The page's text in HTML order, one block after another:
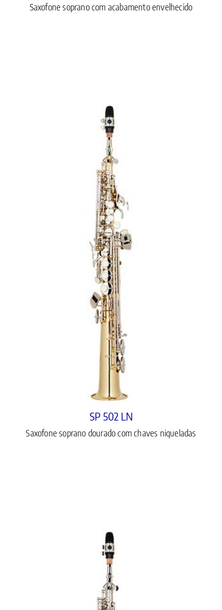
Saxofone soprano com acabamento envelhecido
SP 502 LN
Saxofone soprano dourado com chaves niqueladas